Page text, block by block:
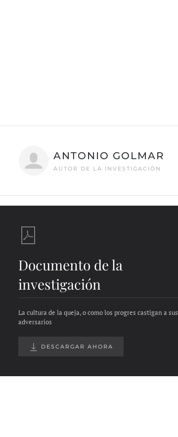
ANTONIO GOLMAR
AUTOR DE LA INVESTIGACIÓN
Documento de la
investigación
La cultura de la queja, o como los progres castigan a sus
adversarios
DESCARGAR AHORA